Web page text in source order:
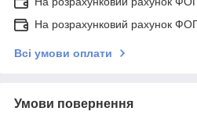
На розрахунковий рахунок
Всі умови оплати
Умови повернення